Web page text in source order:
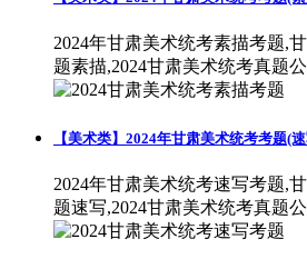
2024年甘肃美术统考素描考题,
题素描,2024甘肃美术统考真题公
【美术类】2024年甘肃美术统考考题(
2024年甘肃美术统考速写考题,
题速写,2024甘肃美术统考真题公